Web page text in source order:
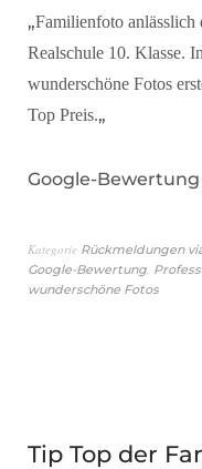
„Familienfoto anlässlich
Realschule 10. Klasse.
wunderschöne Fotos
Top Preis.„
Google-Bewertung
Kategorie Rückmeldungen
Google-Bewertung
wunderschöne Fotos
Tip Top der